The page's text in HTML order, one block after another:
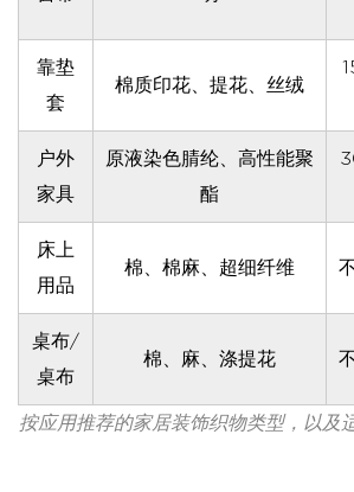
靠垫
套
棉质印花、提花、丝绒
户外
家具
原液染色腈纶、高性能聚
酯
床上
用品
棉、棉麻、超细纤维
桌布/
桌布
棉、麻、涤提花
按应用推荐的家居装饰织物类型，以及